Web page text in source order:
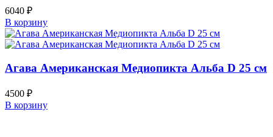
6040 ₽
В корзину
Агава Американская Медиопикта Альба D 25 см
4500 ₽
В корзину